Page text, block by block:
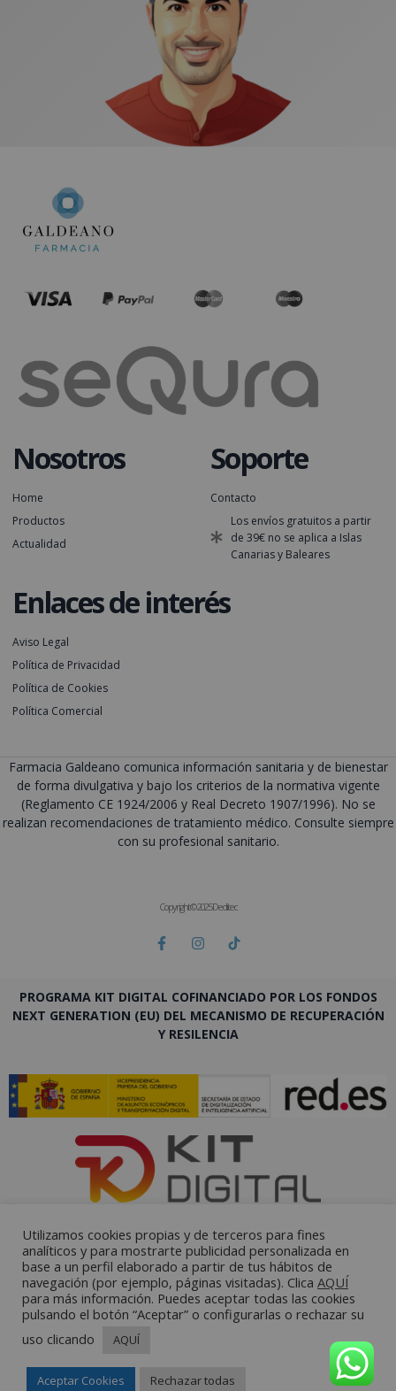
Nosotros
Home
Productos
Actualidad
Soporte
Contacto
Los envíos gratuitos a partir
de 39€ no se aplica a Islas
Canarias y Baleares
Enlaces de interés
Aviso Legal
Política de Privacidad
Política de Cookies
Política Comercial
Farmacia Galdeano comunica información sanitaria y de bienestar
de forma divulgativa y bajo los criterios de la normativa vigente
(Reglamento CE 1924/2006 y Real Decreto 1907/1996). No se
realizan recomendaciones de tratamiento médico. Consulte siempre
con su profesional sanitario.
Copyright © 2025 Deditec
PROGRAMA KIT DIGITAL COFINANCIADO POR LOS FONDOS
NEXT GENERATION (EU) DEL MECANISMO DE RECUPERACIÓN
Y RESILENCIA
Utilizamos cookies propias y de terceros para fines
analíticos y para mostrarte publicidad personalizada en
base a un perfil elaborado a partir de tus hábitos de
navegación (por ejemplo, páginas visitadas). Clica AQUÍ
para más información. Puedes aceptar todas las cookies
pulsando el botón “Aceptar” o configurarlas o rechazar su
uso clicando
AQUÍ
Aceptar Cookies Rechazar todas